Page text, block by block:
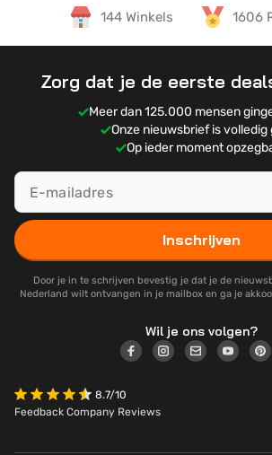
144 Winkels 1606
Zorg dat je de eerste
Meer dan 125.000 mensen
Onze nieuwsbrief is volledig
Op ieder moment
Inschrijven
Door je in te schrijven bevestig je dat je de
Nederland wilt ontvangen in je mailbox en ga je
Wil je ons volgen?
8.7/10
Feedback Company Reviews